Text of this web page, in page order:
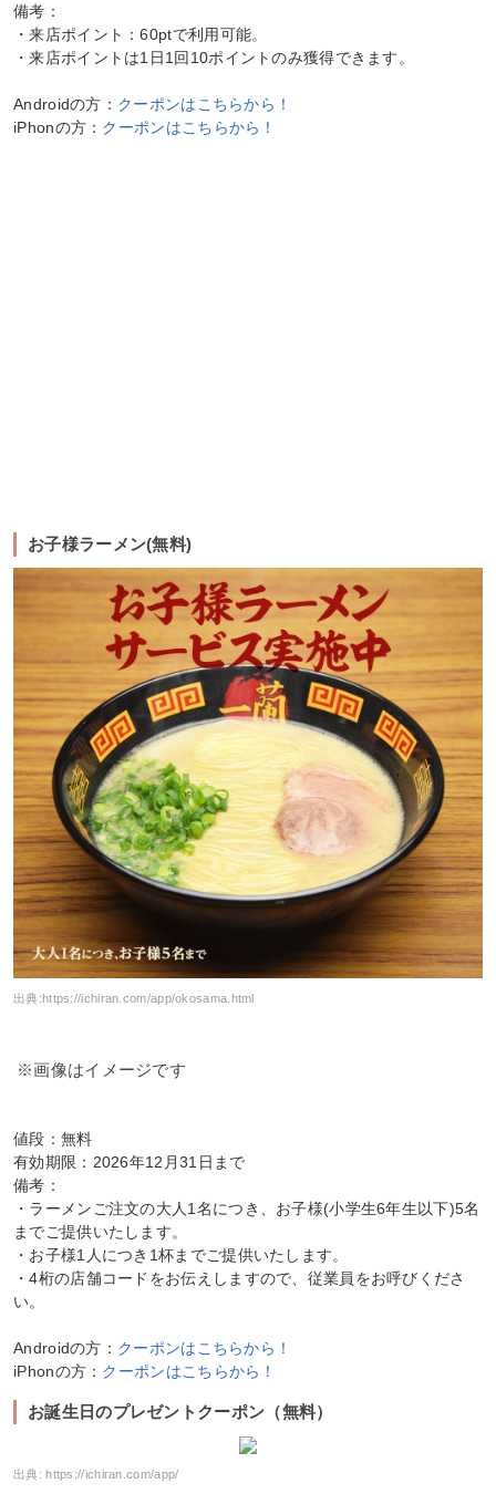
備考：
・来店ポイント：60ptで利用可能。
・来店ポイントは1日1回10ポイントのみ獲得できます。
Androidの方： クーポンはこちらから！
iPhonの方： クーポンはこちらから！
お子様ラーメン(無料)
出典:https://ichiran.com/app/okosama.html
※画像はイメージです
値段：無料
有効期限：2026年12月31日まで
備考：
・ラーメンご注文の大人1名につき、お子様(小学生6年生以下)5名
までご提供いたします。
・お子様1人につき1杯までご提供いたします。
・4桁の店舗コードをお伝えしますので、従業員をお呼びくださ
い。
Androidの方： クーポンはこちらから！
iPhonの方： クーポンはこちらから！
お誕生日のプレゼントクーポン（無料）
出典:https://ichiran.com/app/